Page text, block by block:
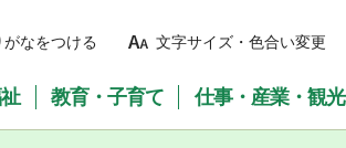
がなをつける 文字サイズ・色合い変更
教育・子育て 仕事・産業・観光